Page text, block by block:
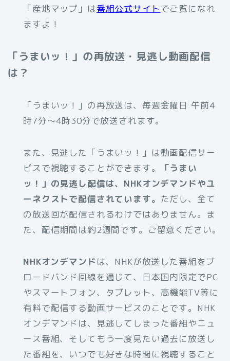
「産地マップ」は番組公式サイトでご覧になれ
ますよ！
「うまいッ！」の再放送・見逃し動画配信
は？
「うまいッ！」の再放送は、毎週金曜日 午前4
時7分～4時30分で放送されます。
また、見逃した「うまいッ！」は動画配信サー
ビスで視聴することができます。
「うまい
ッ！」の見逃し配信は、NHKオンデマンドやユ
ーネクストで配信されています。 ただし、全て
の放送回が配信されるわけではありません。ま
た、配信期間は約2週間です。ご留意ください。
NHKオンデマンド は、NHKが放送した番組をブ
ロードバンド回線を通じて、日本国内限定でPC
やスマートフォン、タブレット、高機能TV等に
有料で配信する動画サービスのことです。NHK
オンデマンドは、見逃してしまった番組やニュ
ース番組、そしてもう一度見たい過去に放送し
た番組を、いつでも好きな時間に視聴すること